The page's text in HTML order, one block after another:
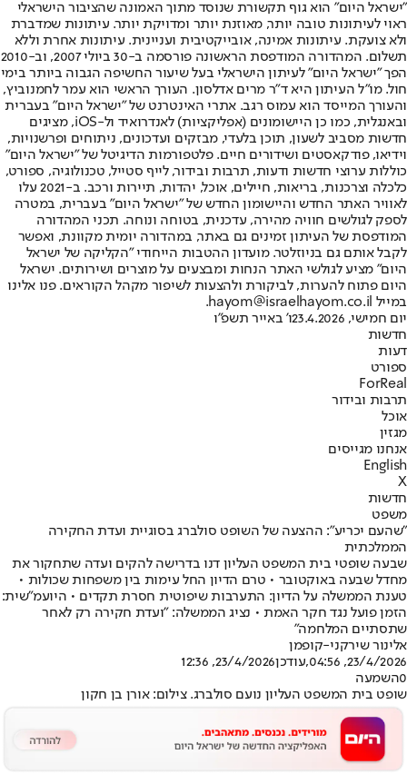
"ישראל היום" הוא גוף תקשורת שנוסד מתוך האמונה שהציבור הישראלי
ראוי לעיתונות טובה יותר, מאוזנת יותר ומדויקת יותר. עיתונות שמדברת
ולא צועקת. עיתונות אמינה, אובייקטיבית ועניינית. עיתונות אחרת וללא
תשלום. המהדורה המודפסת הראשונה פורסמה ב-30 ביולי 2007, וב-2010
הפך "ישראל היום" לעיתון הישראלי בעל שיעור החשיפה הגבוה ביותר בימי
חול. מו"ל העיתון היא ד"ר מרים אדלסון. העורך הראשי הוא עמר לחמנוביץ,
והעורך המייסד הוא עמוס רגב. אתרי האינטרנט של "ישראל היום" בעברית
ובאנגלית, כמו כן היישומונים (אפליקציות) לאנדרואיד ול-iOS, מציגים
חדשות מסביב לשעון, תוכן בלעדי, מבזקים ועדכונים, ניתוחים ופרשנויות,
וידיאו, פודקאסטים ושידורים חיים. פלטפורמות הדיגיטל של "ישראל היום"
כוללות ערוצי חדשות ודעות, תרבות ובידור, לייף סטייל, טכנולוגיה, ספורט,
כלכלה וצרכנות, בריאות, חיילים, אוכל, יהדות, תיירות ורכב. ב-2021 עלו
לאוויר האתר החדש והיישומון החדש של "ישראל היום" בעברית, במטרה
לספק לגולשים חוויה מהירה, עדכנית, בטוחה ונוחה. תכני המהדורה
המודפסת של העיתון זמינים גם באתר, במהדורה יומית מקוונת, ואפשר
לקבל אותם גם בניוזלטר. מועדון ההטבות הייחודי "הקליקה של ישראל
היום" מציע לגולשי האתר הנחות ומבצעים על מוצרים ושירותים. ישראל
היום פתוח להערות, לביקורת ולהצעות לשיפור מקהל הקוראים. פנו אלינו
במייל hayom@israelhayom.co.il.
יום חמישי, 23.4.2026
ו' באייר תשפ"ו
חדשות
דעות
ספורט
ForReal
תרבות ובידור
אוכל
מגזין
אנחנו מגייסים
English
X
חדשות
משפט
"שהעם יכריע": ההצעה של השופט סולברג בסוגיית ועדת החקירה
הממלכתית
שבעה שופטי בית המשפט העליון דנו בדרישה להקים ועדה שתחקור את
מחדל שבעה באוקטובר • טרם הדיון החל עימות בין משפחות שכולות •
טענת הממשלה על הדיון: התערבות שיפוטית חסרת תקדים • היועמ"שית:
הזמן פועל נגד חקר האמת • נציג הממשלה: "ועדת חקירה רק לאחר
שתסתיים המלחמה"
אלינור שירקני-קופמן
23/4/2026, 04:56
,עודכן23/4/2026, 12:36
0השמעה
שופט בית המשפט העליון נועם סולברג. צילום: אורן בן חקון